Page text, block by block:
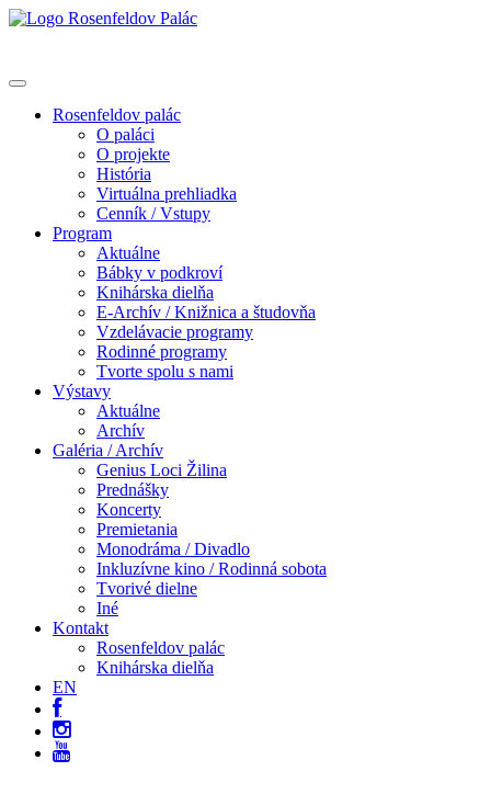
Rosenfeldov palác
O paláci
O projekte
História
Virtuálna prehliadka
Cenník / Vstupy
Program
Aktuálne
Bábky v podkroví
Knihárska dielňa
E-Archív / Knižnica a študovňa
Vzdelávacie programy
Rodinné programy
Tvorte spolu s nami
Výstavy
Aktuálne
Archív
Galéria / Archív
Genius Loci Žilina
Prednášky
Koncerty
Premietania
Monodráma / Divadlo
Inkluzívne kino / Rodinná sobota
Tvorivé dielne
Iné
Kontakt
Rosenfeldov palác
Knihárska dielňa
EN